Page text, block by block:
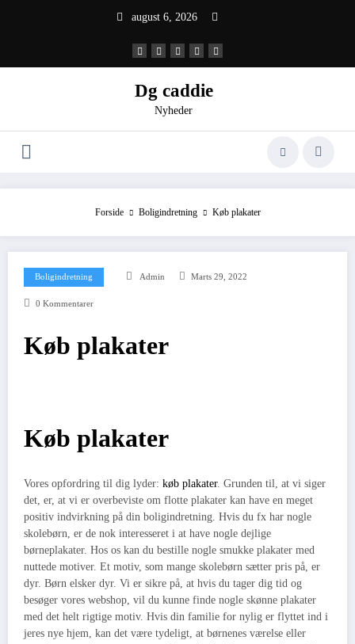
august 6, 2026
Dg caddie
Nyheder
Forside Boligindretning Køb plakater
Boligindretning Admin Marts 29, 2022
0 Kommentarer
Køb plakater
Køb plakater
Vores opfordring til dig lyder: køb plakater. Grunden til, at vi siger
det, er, at vi er overbeviste om flotte plakater kan have en meget
positiv indvirkning på din boligindretning. Hvis du fx har nogle
skolebørn, er de nok interesseret i at have nogle dejlige
børneplakater. Hos os kan du bestille nogle smukke plakater med
nuttede motiver. Et motiv, som mange skolebørn sætter pris på, er
dyr. Børn elsker dyr. Vi er sikre på, at hvis du tager dig tid og
besøger vores webshop, vil du kunne finde nogle skønne plakater
med det helt rigtige motiv. Hvis din familie for nylig er flyttet ind i
jeres nye hjem, kan det være tydeligt, at børnenes værelse eller